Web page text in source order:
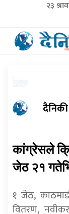
२३
दैनिकी
कांग्रेसले
जेठ २१
१ जेठ,
वितरण,